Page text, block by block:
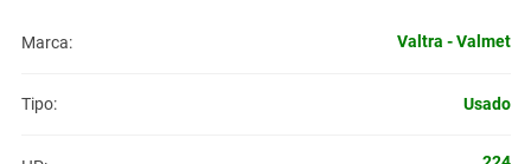
Marca: Valtra - Valmet
Tipo: Usado